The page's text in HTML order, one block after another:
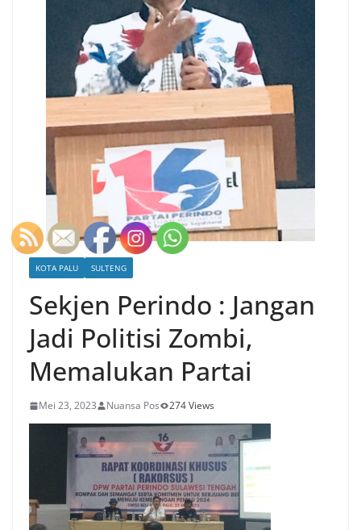
KOTA PALU SULTENG
Sekjen Perindo : Jangan
Jadi Politisi Zombi,
Memalukan Partai
Mei 23, 2023 Nuansa Pos 274 Views